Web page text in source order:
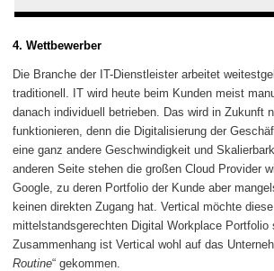
4. Wettbewerber
Die Branche der IT-Dienstleister arbeitet
traditionell. IT wird heute beim Kunden meist
danach individuell betrieben. Das wird in Zukunft
funktionieren, denn die Digitalisierung der
eine ganz andere Geschwindigkeit und
anderen Seite stehen die großen Cloud Provider
Google, zu deren Portfolio der Kunde aber
keinen direkten Zugang hat. Vertical möchte
mittelstandsgerechten Digital Workplace Portfolio
Zusammenhang ist Vertical wohl auf das
Routine“ gekommen.